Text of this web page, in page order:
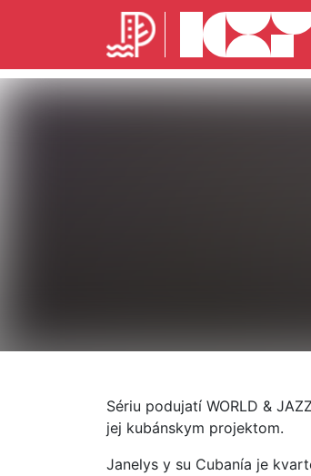
Sériu podujatí WORLD &
jej kubánskym projektom.
Janelys y su Cubanía je